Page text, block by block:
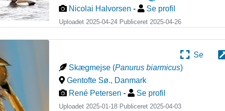
Nicolai Halvorsen - Se profil
Uploadet 2025-04-24 Publiceret2025-04-26
Se
Skægmejse (Panurus biarmicus)
Gentofte Sø., Danmark
René Petersen - Se profil
Uploadet 2025-01-18 Publiceret2025-04-03